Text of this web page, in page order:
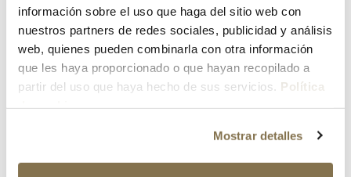
información sobre el uso que haga del sitio web con
nuestros partners de redes sociales, publicidad y análisis
web, quienes pueden combinarla con otra información
que les haya proporcionado o que hayan recopilado a
partir del uso que haya hecho de sus servicios. Política
Mostrar detalles
¿Has olvidado tu contraseña?